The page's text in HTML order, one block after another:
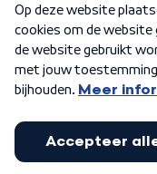
Algemene